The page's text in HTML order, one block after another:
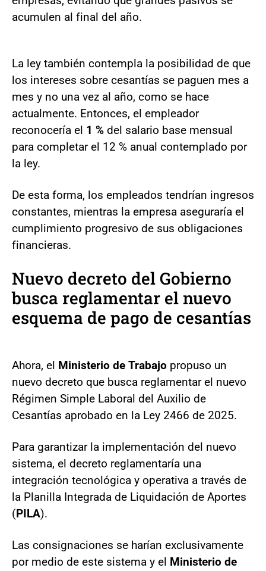
acumulen al final del año.
La ley también contempla la posibilidad de que
los intereses sobre cesantías se paguen mes a
mes y no una vez al año, como se hace
actualmente. Entonces, el empleador
reconocería el 1 % del salario base mensual
para completar el 12 % anual contemplado por
la ley.
De esta forma, los empleados tendrían ingresos
constantes, mientras la empresa aseguraría el
cumplimiento progresivo de sus obligaciones
financieras.
Nuevo decreto del Gobierno
busca reglamentar el nuevo
esquema de pago de cesantías
Ahora, el Ministerio de Trabajo propuso un
nuevo decreto que busca reglamentar el nuevo
Régimen Simple Laboral del Auxilio de
Cesantías aprobado en la Ley 2466 de 2025.
Para garantizar la implementación del nuevo
sistema, el decreto reglamentaría una
integración tecnológica y operativa a través de
la Planilla Integrada de Liquidación de Aportes
(PILA).
Las consignaciones se harían exclusivamente
por medio de este sistema y el Ministerio de